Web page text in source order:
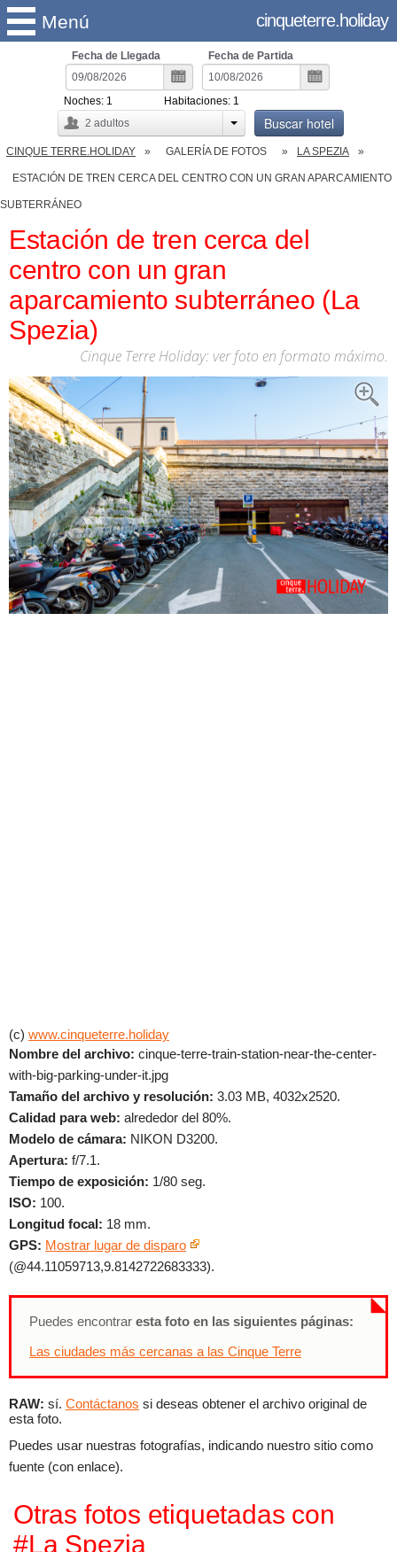
Menú cinqueterre.holiday
Fecha de Llegada Fecha de Partida
2 adultos
Noches: 1 Habitaciones: 1
Buscar hotel
CINQUE TERRE.HOLIDAY GALERÍA DE FOTOS LA SPEZIA
ESTACIÓN DE TREN CERCA DEL CENTRO CON UN GRAN APARCAMIENTO
SUBTERRÁNEO
Estación de tren cerca del
centro con un gran
aparcamiento subterráneo (La
Spezia)
Cinque Terre Holiday: ver foto en formato máximo.
(c) www.cinqueterre.holiday
Nombre del archivo: cinque-terre-train-station-near-the-center-
with-big-parking-under-it.jpg
Tamaño del archivo y resolución: 3.03 MB, 4032x2520.
Calidad para web: alrededor del 80%.
Modelo de cámara: NIKON D3200.
Apertura: f/7.1.
Tiempo de exposición: 1/80 seg.
ISO: 100.
Longitud focal: 18 mm.
GPS: Mostrar lugar de disparo
(@44.11059713,9.8142722683333).
Puedes encontrar esta foto en las siguientes páginas:
Las ciudades más cercanas a las Cinque Terre
RAW: sí. Contáctanos si deseas obtener el archivo original de
esta foto.
Puedes usar nuestras fotografías, indicando nuestro sitio como
fuente (con enlace).
Otras fotos etiquetadas con
#La Spezia